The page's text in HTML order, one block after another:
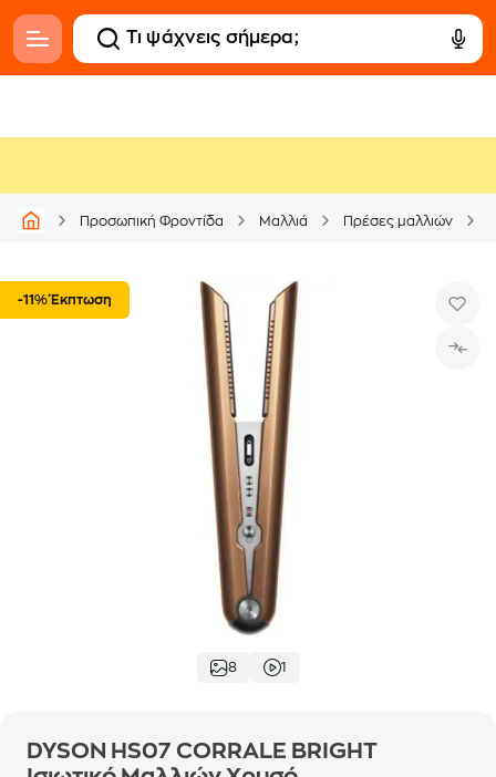
Προσωπική Φροντίδα Μαλλιά Πρέσες μαλλιών
-11% Έκπτωση
8 1
DYSON HS07 CORRALE BRIGHT